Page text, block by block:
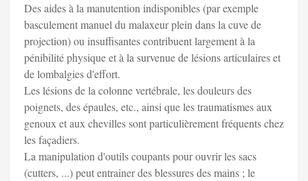
Des aides à la manutention indisponibles (par exemple
basculement manuel du malaxeur plein dans la cuve de
projection) ou insuffisantes contribuent largement à la
pénibilité physique et à la survenue de lésions articulaires et
de lombalgies d'effort.
Les lésions de la colonne vertébrale, les douleurs des
poignets, des épaules, etc., ainsi que les traumatismes aux
genoux et aux chevilles sont particulièrement fréquents chez
les façadiers.
La manipulation d'outils coupants pour ouvrir les sacs
(cutters, ...) peut entrainer des blessures des mains ; le